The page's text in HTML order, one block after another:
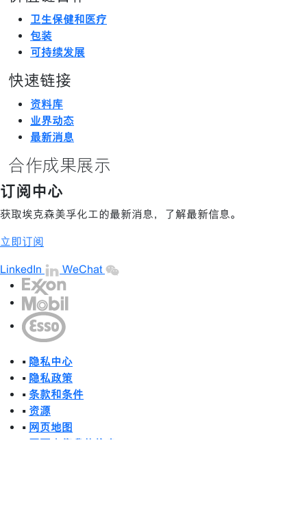
卫生保健和医疗
包装
可持续发展
快速链接
资料库
业界动态
最新消息
合作成果展示
订阅中心
获取埃克森美孚化工的最新消息，了解最新信息。
立即订阅
LinkedIn WeChat
• 隐私中心
• 隐私政策
• 条款和条件
• 资源
• 网页地图
不要出售我的信息